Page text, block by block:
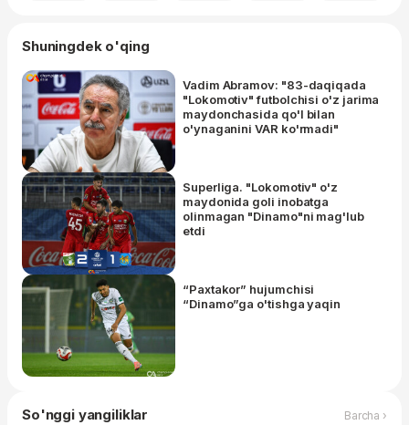
Shuningdek o'qing
Vadim Abramov: "83-daqiqada
"Lokomotiv" futbolchisi o'z jarima
maydonchasida qo'l bilan
o'ynaganini VAR ko'rmadi"
Superliga. "Lokomotiv" o'z
maydonida goli inobatga
olinmagan "Dinamo"ni mag'lub
etdi
“Paxtakor” hujumchisi
“Dinamo”ga o'tishga yaqin
So'nggi yangiliklar Barcha ›